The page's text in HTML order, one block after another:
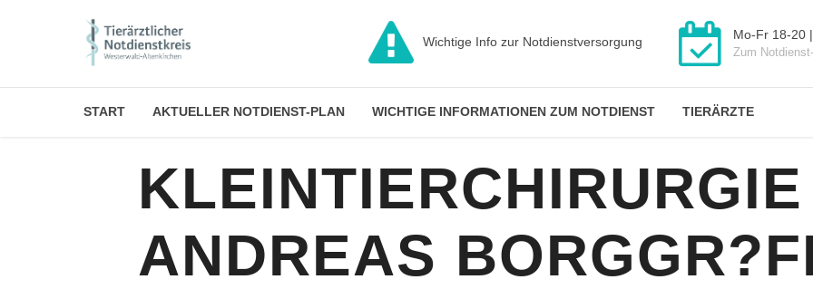
Wichtige Info zur Notdienstversorgung Mo-Fr 18-20
Zum
START AKTUELLER NOTDIENST-PLAN WICHTIGE INFORMATIONEN ZUM NOTDIENST TIERÄRZTE
KLEINTIERCHIRURGIE
ANDREAS